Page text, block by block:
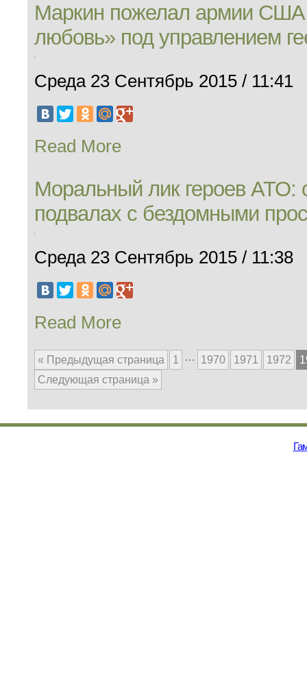
Маркин пожелал армии США
любовь» под управлением
Среда 23 Сентябрь 2015 / 11:41
Read More
Моральный лик героев АТО:
подвалах с бездомными
Среда 23 Сентябрь 2015 / 11:38
Read More
« Предыдущая страница 1 … 1970 1971 1972
Следующая страница »